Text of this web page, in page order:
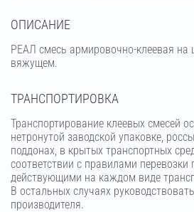
OПИСАНИЕ
РЕАЛ смесь армировочно-клеевая на
вяжущем.
ТРАНСПОРТИРОВКА
Транспортирование клеевых смесей
нетронутой заводской упаковке,
поддонах, в крытых транспортных
соответствии с правилами перевозки
действующими на каждом виде
В остальных случаях
производителя.